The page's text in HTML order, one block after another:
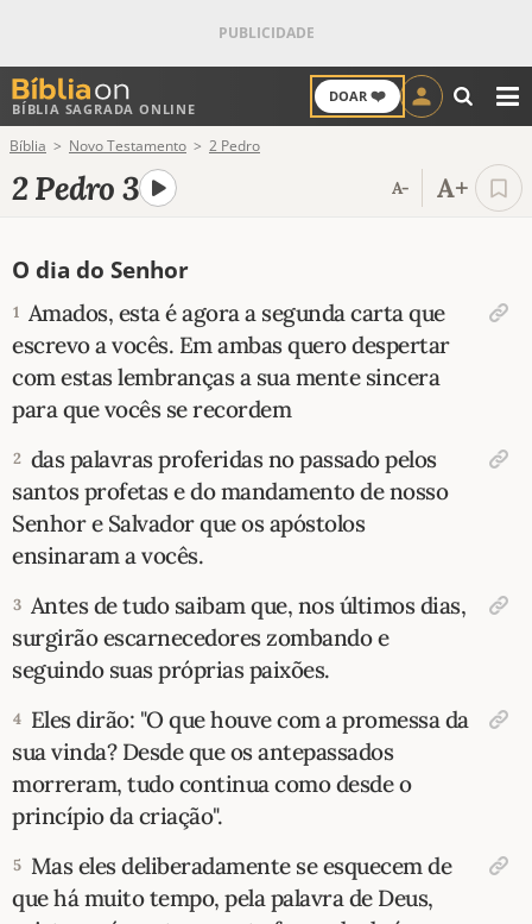
BÍBLIA SAGRADA ONLINE
DOAR ❤️
ANTIGO TESTAMENTO
VERSÍCULOS
VERSÍCULO DO DIA
PALAVRA DO DIA
SALMO DO DIA
DEVOCIONAL DIÁRIO
ESTUDOS BÍBLICOS
TEMAS
PERGUNTE À BÍBLIA IA
TERMO BÍBLICO
Bíblia Novo Testamento 2 Pedro
2 Pedro 3 A- A+
O dia do Senhor
1 Amados, esta é agora a segunda carta que
escrevo a vocês. Em ambas quero despertar
com estas lembranças a sua mente sincera
para que vocês se recordem
2 das palavras proferidas no passado pelos
santos profetas e do mandamento de nosso
Senhor e Salvador que os apóstolos
ensinaram a vocês.
3 Antes de tudo saibam que, nos últimos dias,
surgirão escarnecedores zombando e
seguindo suas próprias paixões.
4 Eles dirão: "O que houve com a promessa da
sua vinda? Desde que os antepassados
morreram, tudo continua como desde o
princípio da criação".
5 Mas eles deliberadamente se esquecem de
que há muito tempo, pela palavra de Deus,